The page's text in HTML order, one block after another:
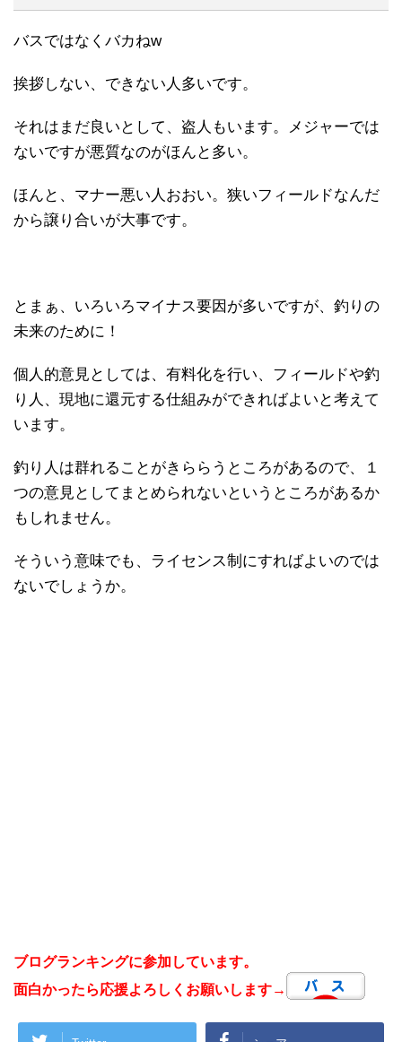
バスではなくバカねw
挨拶しない、できない人多いです。
それはまだ良いとして、盗人もいます。メジャーでは
ないですが悪質なのがほんと多い。
ほんと、マナー悪い人おおい。狭いフィールドなんだ
から譲り合いが大事です。
とまぁ、いろいろマイナス要因が多いですが、釣りの
未来のために！
個人的意見としては、有料化を行い、フィールドや釣
り人、現地に還元する仕組みができればよいと考えて
います。
釣り人は群れることがきららうところがあるので、１
つの意見としてまとめられないというところがあるか
もしれません。
そういう意味でも、ライセンス制にすればよいのでは
ないでしょうか。
ブログランキングに参加しています。
面白かったら応援よろしくお願いします→